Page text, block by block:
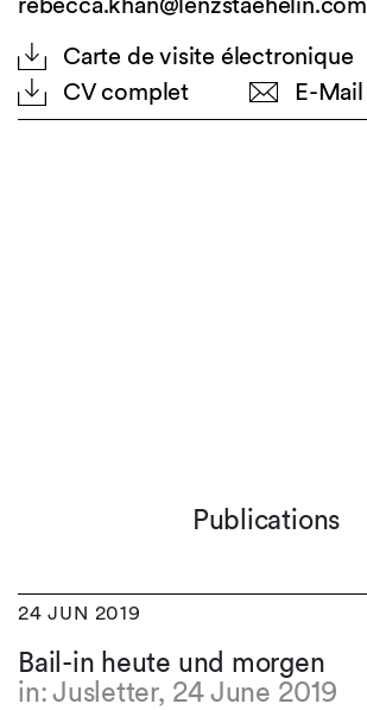
Carte de visite électronique
CV complet
E-Mail
Publications
24 JUN 2019
Bail-in heute und morgen
in: Jusletter, 24 June 2019